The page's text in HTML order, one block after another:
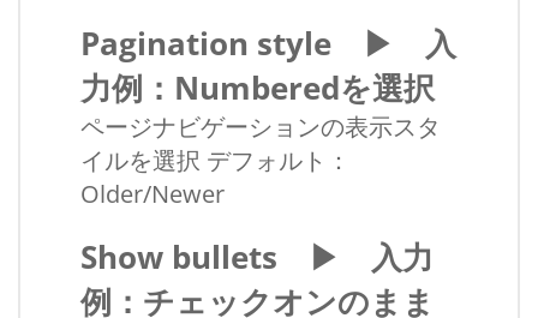
Pagination style ▶ 入
力例：Numberedを選択
ページナビゲーションの表示スタ
イルを選択 デフォルト：
Older/Newer
Show bullets ▶ 入力
例：チェックオンのまま